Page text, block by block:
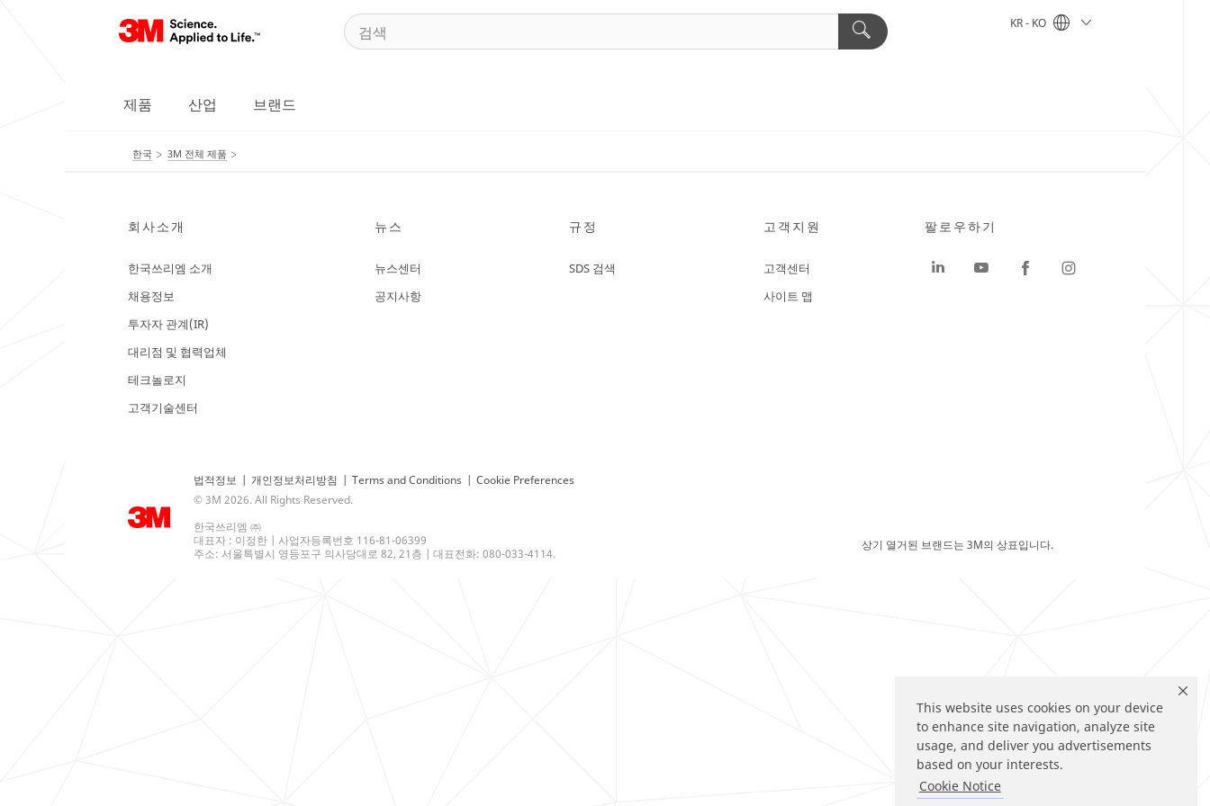
This website uses cookies on your device
to enhance site navigation, analyze site
usage, and deliver you advertisements
based on your interests.
Cookie Notice
KR - KO
제품 산업 브랜드
한국 3M 전체 제품
회사소개
한국쓰리엠 소개
채용정보
투자자 관계(IR)
대리점 및 협력업체
테크놀로지
고객기술센터
뉴스
뉴스센터
공지사항
규정
SDS 검색
고객지원
고객센터
사이트 맵
법적정보 | 개인정보처리방침 | Terms and Conditions | Cookie Preferences
© 3M 2026. All Rights Reserved.
한국쓰리엠 ㈜
대표자 : 이정한 | 사업자등록번호 116-81-06399
주소: 서울특별시 영등포구 의사당대로 82, 21층 | 대표전화: 080-033-4114.
팔로우하기
상기 열거된 브랜드는 3M의 상표입니다.